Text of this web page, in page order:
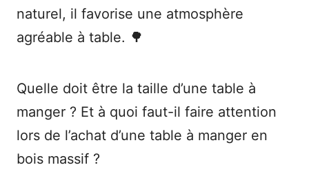
naturel, il favorise une atmosphère
agréable à table. 🌳
Quelle doit être la taille d’une table à
manger ? Et à quoi faut-il faire attention
lors de l’achat d’une table à manger en
bois massif ?